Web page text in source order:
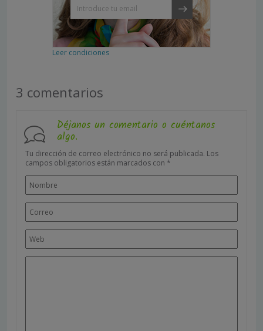
Leer condiciones
3 comentarios
Déjanos un comentario o cuéntanos
algo.
Tu dirección de correo electrónico no será publicada. Los
campos obligatorios están marcados con *